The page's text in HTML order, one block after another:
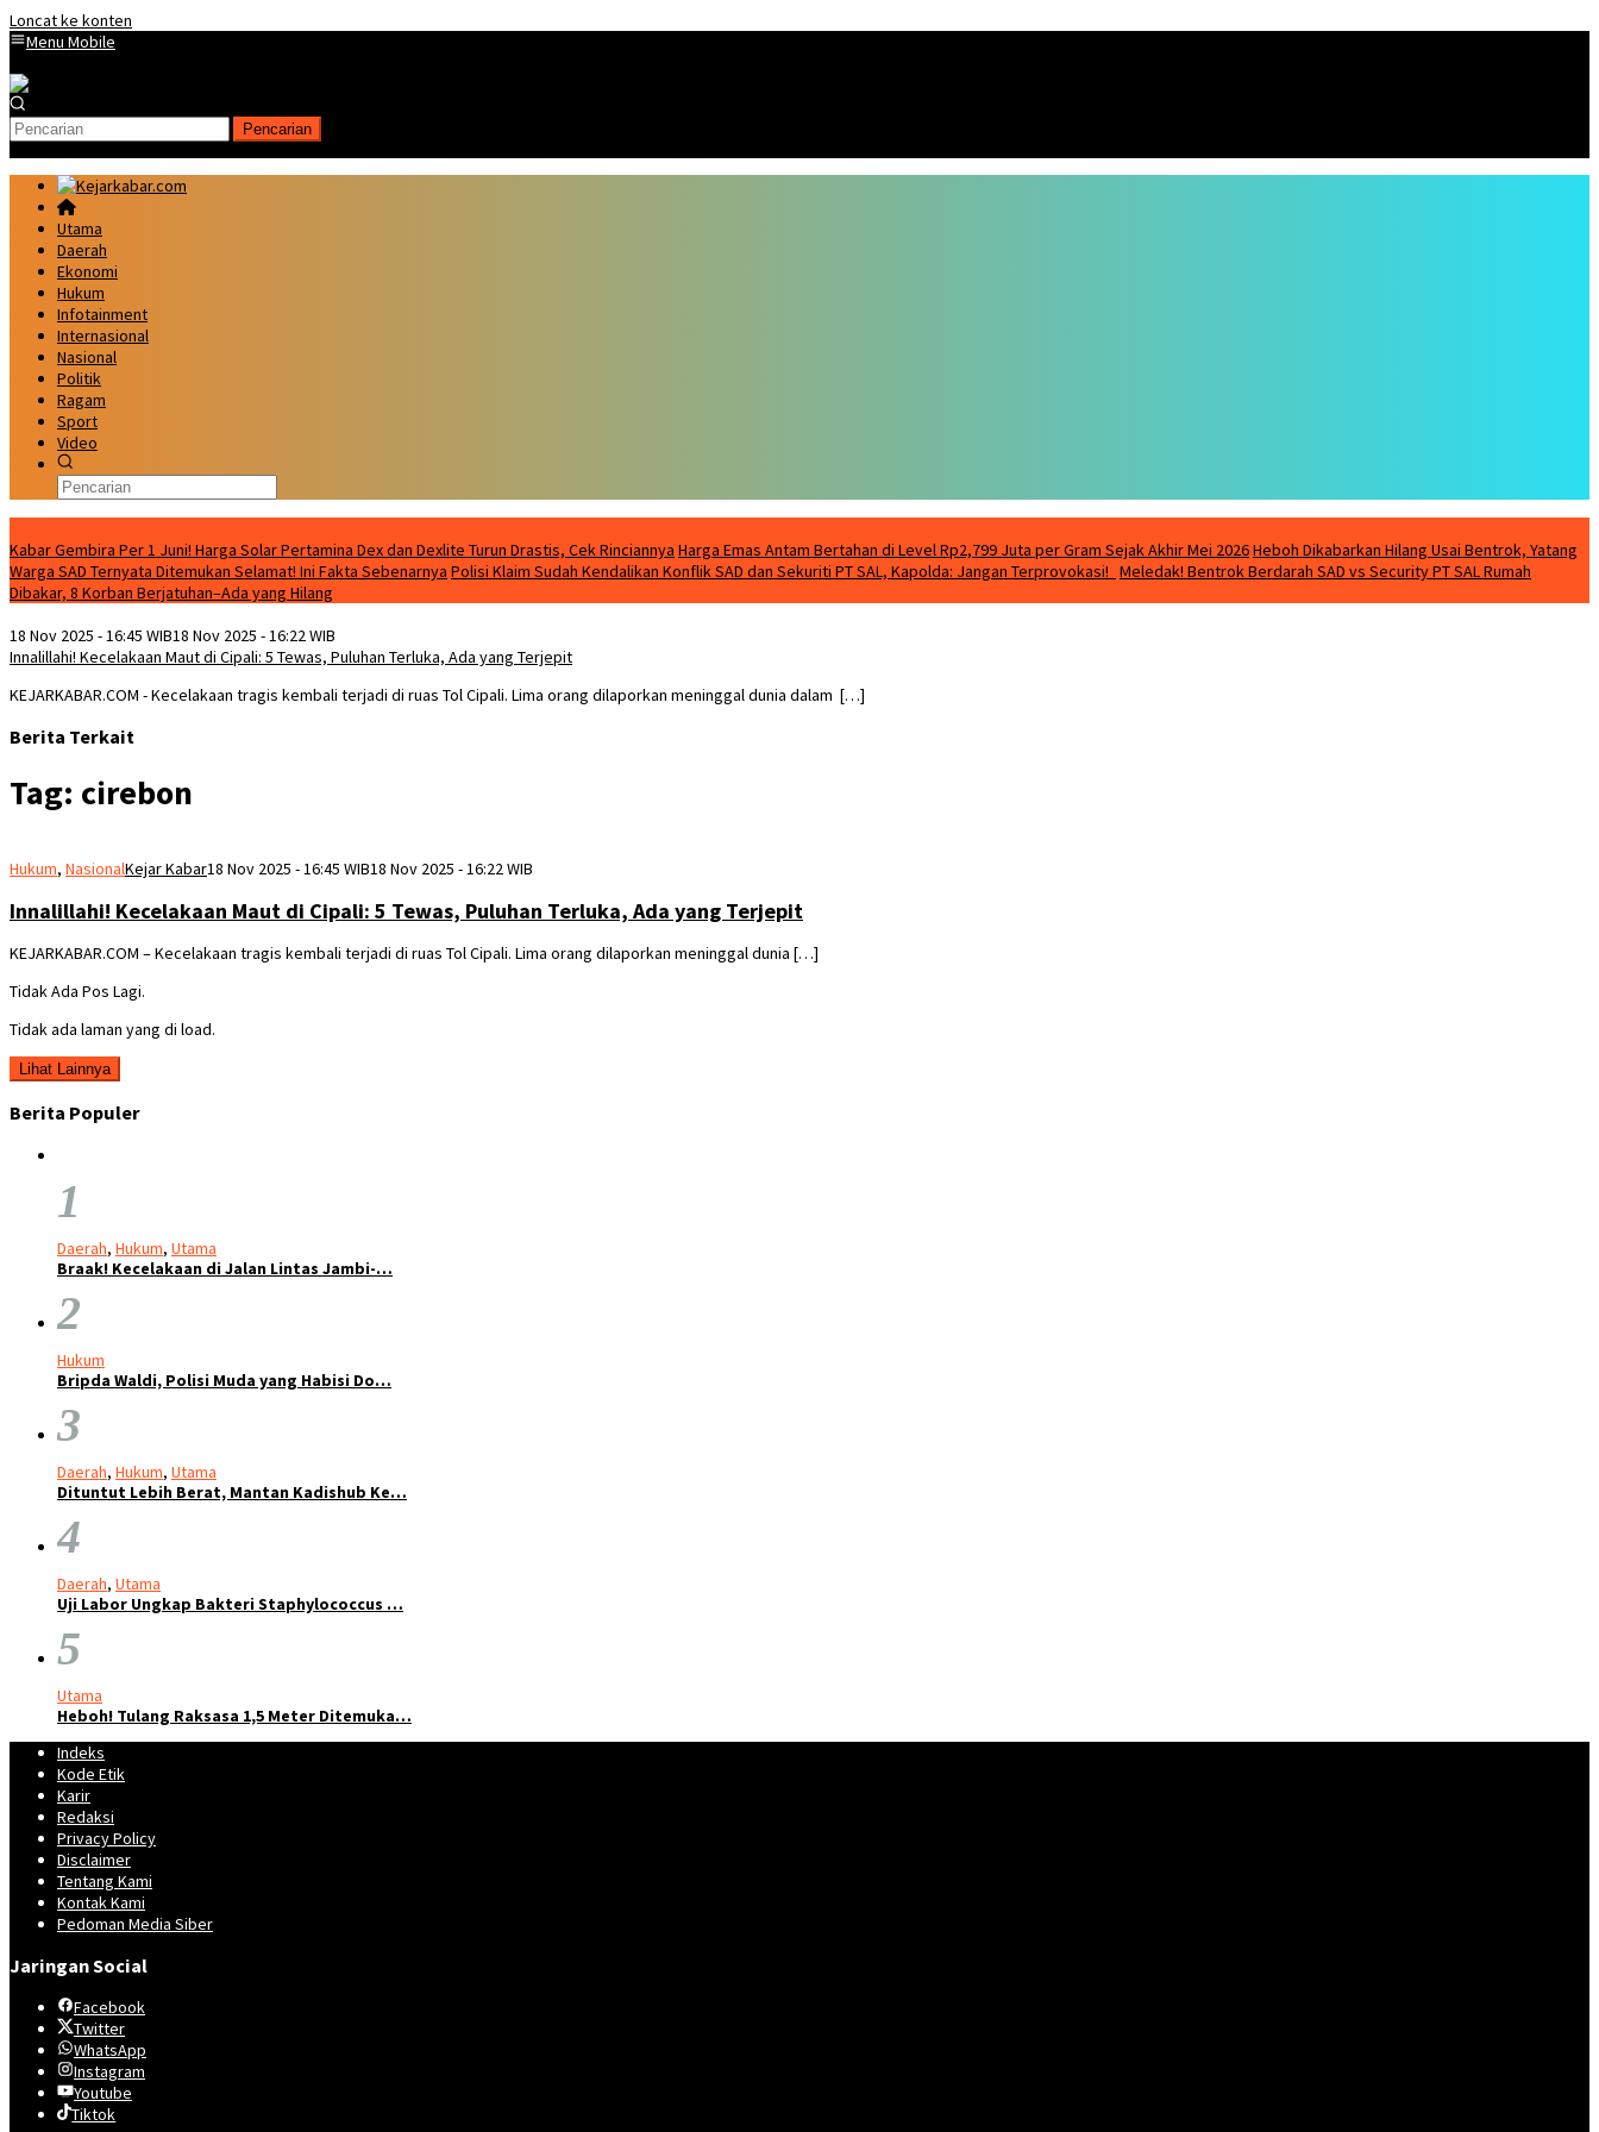
Loncat ke konten
Menu Mobile
Pencarian
Utama
Daerah
Ekonomi
Hukum
Infotainment
Internasional
Nasional
Politik
Ragam
Sport
Video
Kabar Gembira Per 1 Juni! Harga Solar Pertamina Dex dan Dexlite Turun Drastis, Cek Rinciannya Harga Emas Antam Bertahan di Level Rp2,799 Juta per Gram Sejak Akhir Mei 2026Heboh Dikabarkan Hilang Usai Bentrok, Yatang
Warga SAD Ternyata Ditemukan Selamat! Ini Fakta Sebenarnya Polisi Klaim Sudah Kendalikan Konflik SAD dan Sekuriti PT SAL, Kapolda: Jangan Terprovokasi! Meledak! Bentrok Berdarah SAD vs Security PT SAL Rumah
Dibakar, 8 Korban Berjatuhan–Ada yang Hilang
18 Nov 2025 - 16:45 WIB18 Nov 2025 - 16:22 WIB
Innalillahi! Kecelakaan Maut di Cipali: 5 Tewas, Puluhan Terluka, Ada yang Terjepit
KEJARKABAR.COM - Kecelakaan tragis kembali terjadi di ruas Tol Cipali. Lima orang dilaporkan meninggal dunia dalam […]
Berita Terkait
Tag: cirebon
Hukum, NasionalKejar Kabar18 Nov 2025 - 16:45 WIB18 Nov 2025 - 16:22 WIB
Innalillahi! Kecelakaan Maut di Cipali: 5 Tewas, Puluhan Terluka, Ada yang Terjepit
KEJARKABAR.COM – Kecelakaan tragis kembali terjadi di ruas Tol Cipali. Lima orang dilaporkan meninggal dunia […]
Tidak Ada Pos Lagi.
Tidak ada laman yang di load.
Lihat Lainnya
Berita Populer
1
Daerah, Hukum, Utama
Braak! Kecelakaan di Jalan Lintas Jambi-…
2
Hukum
Bripda Waldi, Polisi Muda yang Habisi Do…
3
Daerah, Hukum, Utama
Dituntut Lebih Berat, Mantan Kadishub Ke…
4
Daerah, Utama
Uji Labor Ungkap Bakteri Staphylococcus …
5
Utama
Heboh! Tulang Raksasa 1,5 Meter Ditemuka…
Indeks
Kode Etik
Karir
Redaksi
Privacy Policy
Disclaimer
Tentang Kami
Kontak Kami
Pedoman Media Siber
Jaringan Social
Facebook
Twitter
WhatsApp
Instagram
Youtube
Tiktok